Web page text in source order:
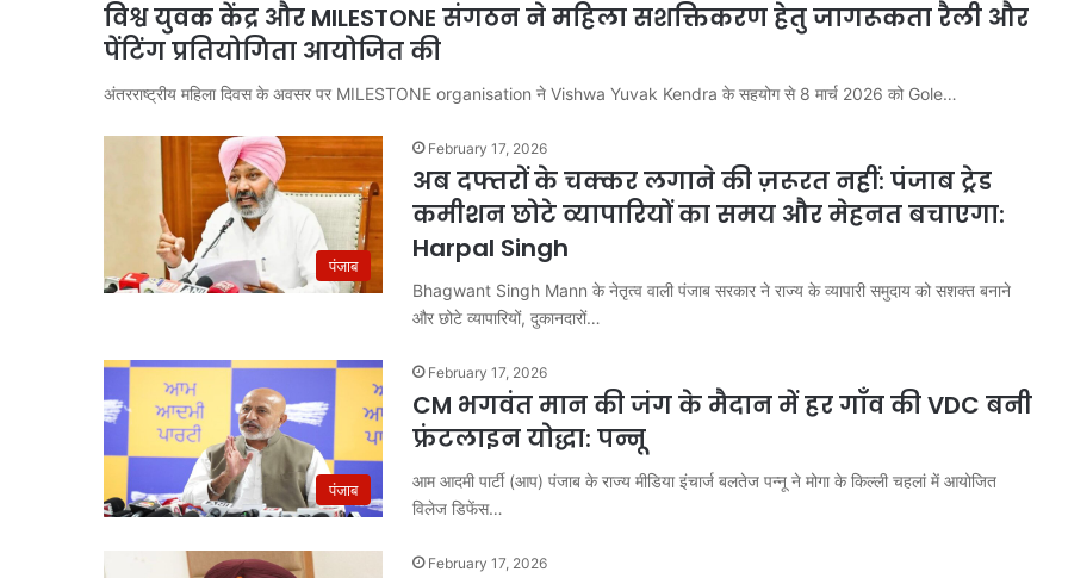
विश्व युवक केंद्र और MILESTONE संगठन ने महिला सशक्तिकरण हेतु जागरूकता रैली और
पेंटिंग प्रतियोगिता आयोजित की
अंतरराष्ट्रीय महिला दिवस के अवसर पर MILESTONE organisation ने Vishwa Yuvak Kendra के सहयोग से 8 मार्च 2026 को Gole…
पंजाब
February 17, 2026
अब दफ्तरों के चक्कर लगाने की ज़रूरत नहीं: पंजाब ट्रेड
कमीशन छोटे व्यापारियों का समय और मेहनत बचाएगा:
Harpal Singh
Bhagwant Singh Mann के नेतृत्व वाली पंजाब सरकार ने राज्य के व्यापारी समुदाय को सशक्त बनाने
और छोटे व्यापारियों, दुकानदारों…
पंजाब
February 17, 2026
CM भगवंत मान की जंग के मैदान में हर गाँव की VDC बनी
फ्रंटलाइन योद्धा: पन्नू
आम आदमी पार्टी (आप) पंजाब के राज्य मीडिया इंचार्ज बलतेज पन्नू ने मोगा के किल्ली चहलां में आयोजित
विलेज डिफेंस…
February 17, 2026